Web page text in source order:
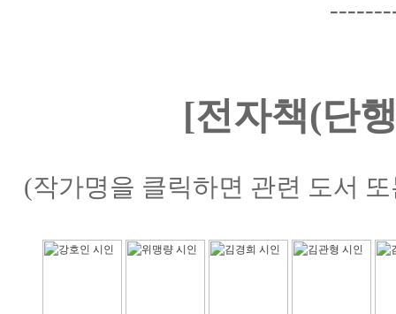
[전자책(단
(작가명을 클릭하면 관련 도서